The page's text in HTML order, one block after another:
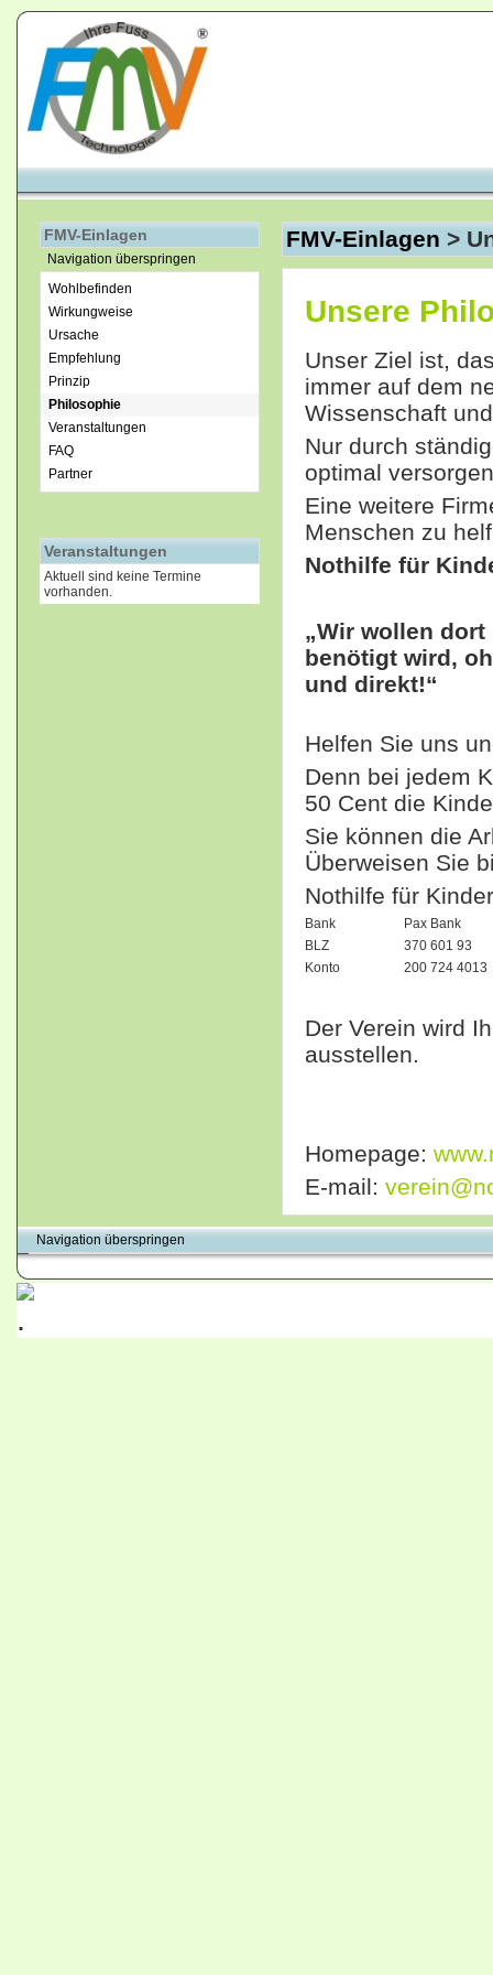
FMV-Einlagen
Navigation überspringen
Wohlbefinden
Wirkungweise
Ursache
Empfehlung
Prinzip
Philosophie
Veranstaltungen
FAQ
Partner
Veranstaltungen
Aktuell sind keine Termine
vorhanden.
FMV-Einlagen >
Unsere
Unser Ziel ist,
immer auf dem
Wissenschaft
Nur durch
optimal
Eine weitere
Menschen zu
Nothilfe für
„Wir wollen
benötigt wird,
und direkt!“
Helfen Sie uns
Denn bei jedem
50 Cent die
Sie können die
Überweisen Sie
Nothilfe für
Bank
Pax Bank
BLZ
370 601 93
Konto
200 724 4013
Der Verein wird
ausstellen.
Homepage:
E-mail:
Navigation überspringen